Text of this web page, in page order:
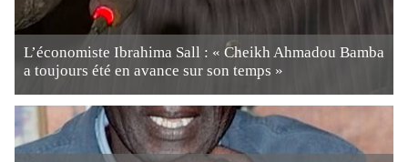
L’économiste Ibrahima Sall : « Cheikh Ahmadou Bamba
a toujours été en avance sur son temps »